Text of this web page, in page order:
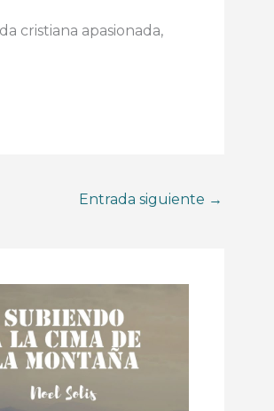
cristiana apasionada,
Entrada siguiente →